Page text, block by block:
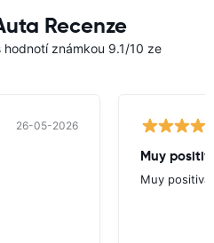
Recenze
hodnotí známkou 9.1/10 ze
26-05-2026
Muy
Muy positiva